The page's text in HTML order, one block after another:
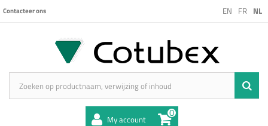
EN FR NL
Contacteer ons
My account 0